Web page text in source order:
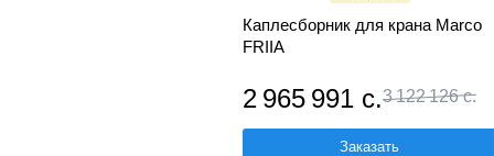
Каплесборник для крана Marco
FRIIA
2 965 991 с.3 122 126 с.
Заказать